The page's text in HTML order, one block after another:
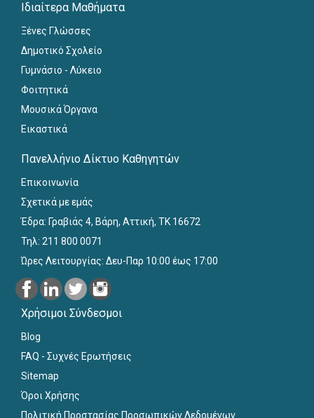
Ιδιαίτερα Μαθήματα
Ξένες Γλώσσες
Δημοτικό Σχολείο
Γυμνάσιο - Λύκειο
Φοιτητικά
Μουσικά Όργανα
Εικαστικά
Πανελλήνιο Δίκτυο Καθηγητών
Επικοινωνία
Σχετικά με εμάς
Έδρα: Γραβιάς 4, Βάρη, Αττική, ΤΚ 16672
Τηλ: 211 800 0071
Ώρες Λειτουργίας: Δευ-Παρ 10:00 έως 17:00
Χρήσιμοι Σύνδεσμοι
Blog
FAQ - Συχνές Ερωτήσεις
Sitemap
Όροι Χρήσης
Πολιτική Προστασίας Προσωπικών Δεδομένων